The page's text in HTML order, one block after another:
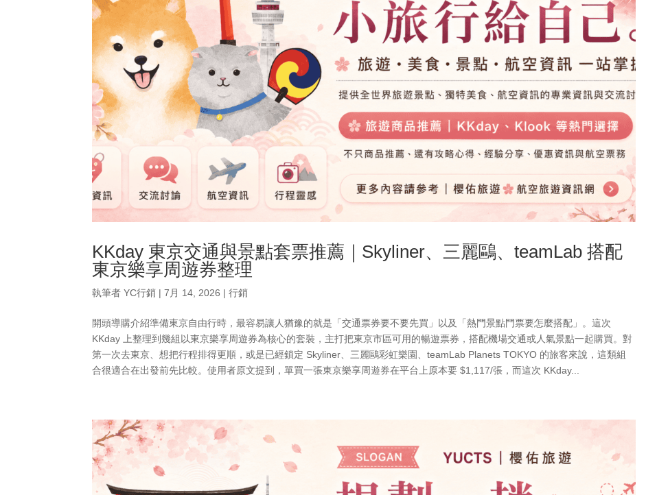
KKday 東京交通與景點套票推薦｜Skyliner、三麗鷗、teamLab 搭配
東京樂享周遊券整理
執筆者YC行銷 |7月 14, 2026 |行銷
開頭導購介紹準備東京自由行時，最容易讓人猶豫的就是「交通票券要不要先買」以及「熱門景點門票要怎麼搭配」。這次
KKday 上整理到幾組以東京樂享周遊券為核心的套裝，主打把東京市區可用的暢遊票券，搭配機場交通或人氣景點一起購買。對
第一次去東京、想把行程排得更順，或是已經鎖定 Skyliner、三麗鷗彩虹樂園、teamLab Planets TOKYO 的旅客來說，這類組
合很適合在出發前先比較。使用者原文提到，單買一張東京樂享周遊券在平台上原本要 $1,117/張，而這次 KKday...